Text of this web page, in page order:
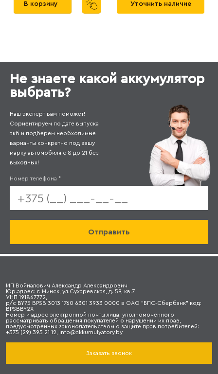
В корзину Уточнить наличие
Не знаете какой аккумулятор
выбрать?
Наш эксперт вам поможет!
Сориентируем по дате выпуска
акб и подберём необходимые
варианты конкретно под вашу
марку автомобиля с 8 до 21 без
выходных!
Номер телефона *
ИП Войналович Александр Александрович
Юр.адрес: г. Минск, ул.Сухаревская, д. 59, кв.7
УНП 191867772,
р/с BY75 BPSB 3013 1760 6301 3933 0000 в ОАО "БПС-Сбербанк" код:
BPSBBY2X
Номер и адрес электронной почты лица, уполномоченного
рассматривать обращения покупателей о нарушении их прав,
предусмотренных законодательством о защите прав потребителей:
+375 (29) 395 21 12, info@akkumulyatory.by
Заказать звонок